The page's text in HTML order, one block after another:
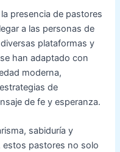
presencia de pastores
a las personas de
plataformas y
han adaptado con
moderna,
de
de fe y esperanza.
sabiduría y
pastores no solo